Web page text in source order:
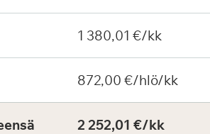
1 380,01 €/kk
872,00 €/hlö/kk
2 252,01 €/kk